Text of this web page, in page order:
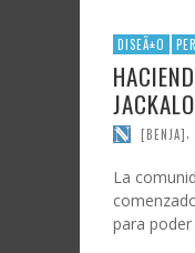
DISEÃ±O
[BENJA]
La
para